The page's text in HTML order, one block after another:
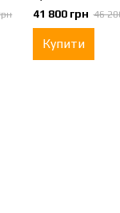
41 800 грн 46
Купити